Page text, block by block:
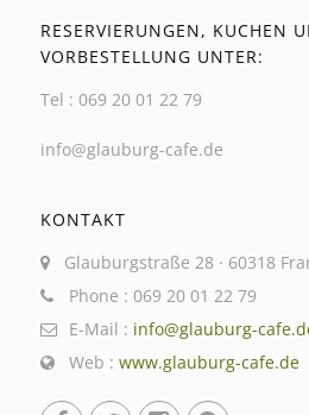
RESERVIERUNGEN, KUCHEN
VORBESTELLUNG UNTER:
Tel : 069 20 01 22 79
info@glauburg-cafe.de
KONTAKT
Glauburgstraße 28 · 60318
Phone : 069 20 01 22 79
E-Mail : info@glauburg-
Web : www.glauburg-cafe.de